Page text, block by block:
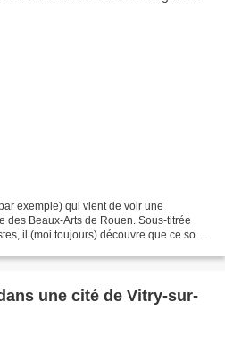
exemple) qui vient de voir une
des Beaux-Arts de Rouen. Sous-titrée
il (moi toujours) découvre que ce sous-
une cité de Vitry-sur-